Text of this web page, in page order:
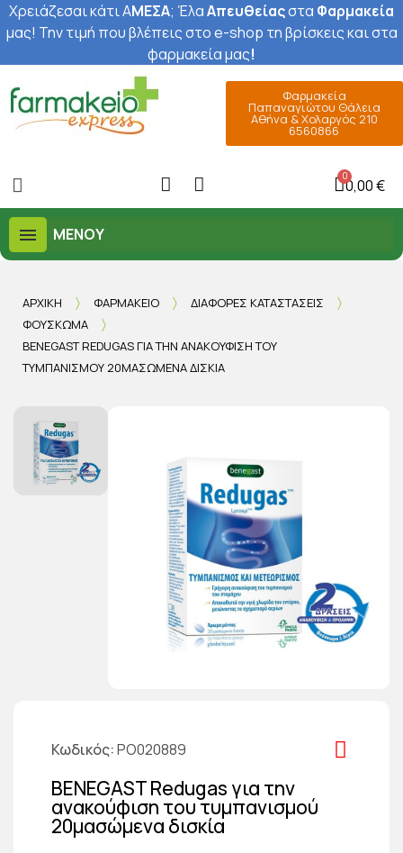
Χρειάζεσαι κάτι ΑΜΕΣΑ; ΈλαΑπευθείαςστα Φαρμακεία
μας! Την τιμή που βλέπεις στο e-shop τη βρίσκεις και στα
φαρμακεία μας!
Φαρμακεία
Παπαναγιώτου Θάλεια
Αθήνα & Χολαργός 210
6560866
0,00 €
ΜΕΝΟΎ
ΑΡΧΙΚΉ ΦΑΡΜΑΚΕΊΟ
ΔΙΆΦΟΡΕΣ ΚΑΤΑΣΤΆΣΕΙΣ
ΦΟΎΣΚΩΜΑ
BENEGAST REDUGAS ΓΙΑ ΤΗΝ ΑΝΑΚΟΎΦΙΣΗ ΤΟΥ
ΤΥΜΠΑΝΙΣΜΟΎ 20ΜΑΣΏΜΕΝΑ ΔΙΣΚΊΑ
Κωδικός PO020889
BENEGAST Redugas για την
ανακούφιση του τυμπανισμού
20μασώμενα δισκία